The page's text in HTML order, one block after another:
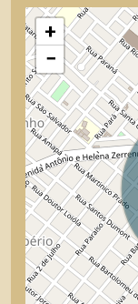
+
−